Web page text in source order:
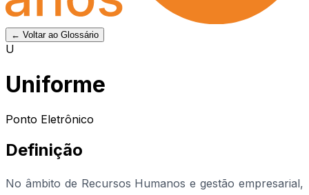
← Voltar ao Glossário
U
Uniforme
Ponto Eletrônico
Definição
No âmbito de Recursos Humanos e gestão empresarial,